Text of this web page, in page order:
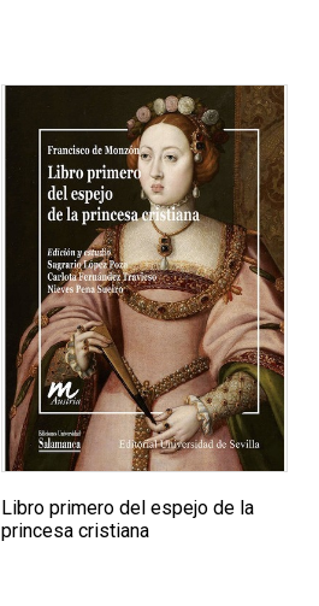
Libro primero del espejo de la
princesa cristiana